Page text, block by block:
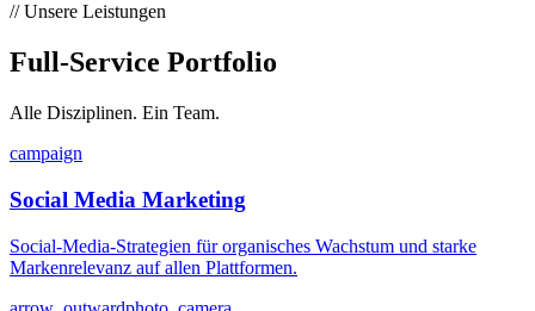
// Unsere Leistungen
Full-Service Portfolio
Alle Disziplinen. Ein Team.
campaign
Social Media Marketing
Social-Media-Strategien für organisches Wachstum und starke
Markenrelevanz auf allen Plattformen.